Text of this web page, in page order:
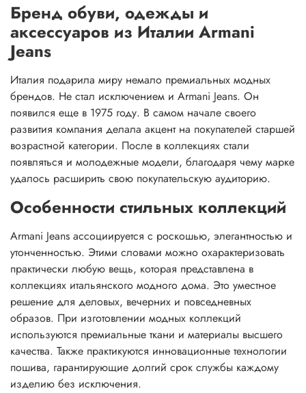
Бренд обуви, одежды и
аксессуаров из Италии Armani
Jeans
Италия подарила миру немало премиальных модных
брендов. Не стал исключением и Armani Jeans. Он
появился еще в 1975 году. В самом начале своего
развития компания делала акцент на покупателей старшей
возрастной категории. После в коллекциях стали
появляться и молодежные модели, благодаря чему марке
удалось расширить свою покупательскую аудиторию.
Особенности стильных коллекций
Armani Jeans ассоциируется с роскошью, элегантностью и
утонченностью. Этими словами можно охарактеризовать
практически любую вещь, которая представлена в
коллекциях итальянского модного дома. Это уместное
решение для деловых, вечерних и повседневных
образов. При изготовлении модных коллекций
используются премиальные ткани и материалы высшего
качества. Также практикуются инновационные технологии
пошива, гарантирующие долгий срок службы каждому
изделию без исключения.